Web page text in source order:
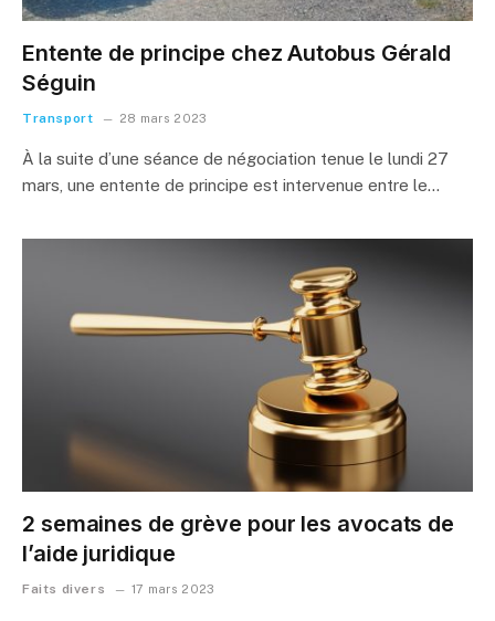
Entente de principe chez Autobus Gérald
Séguin
Transport 28 mars 2023
À la suite d’une séance de négociation tenue le lundi 27
mars, une entente de principe est intervenue entre le…
2 semaines de grève pour les avocats de
l’aide juridique
Faits divers 17 mars 2023